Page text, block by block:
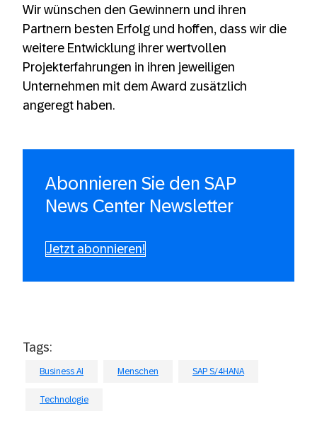
Wir wünschen den Gewinnern und ihren
Partnern besten Erfolg und hoffen, dass wir die
weitere Entwicklung ihrer wertvollen
Projekterfahrungen in ihren jeweiligen
Unternehmen mit dem Award zusätzlich
angeregt haben.
Abonnieren Sie den SAP
News Center Newsletter
Jetzt abonnieren!
Tags:
Business AI Menschen SAP S/4HANA
Technologie